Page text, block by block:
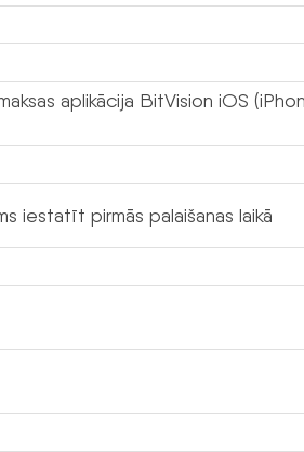
aplikācija BitVision iOS
iestatīt pirmās palaišanas laikā